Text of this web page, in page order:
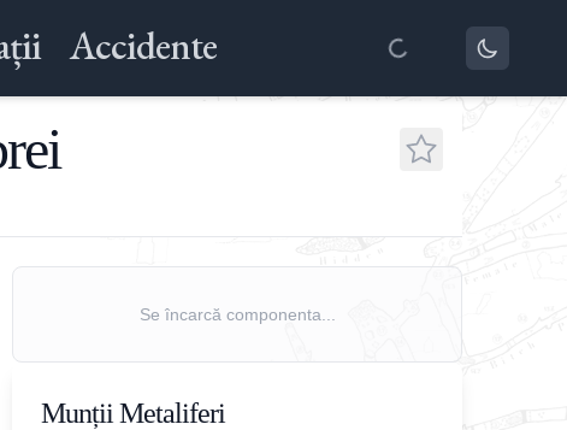
Accidente
Se încarcă componenta...
Munții Metaliferi